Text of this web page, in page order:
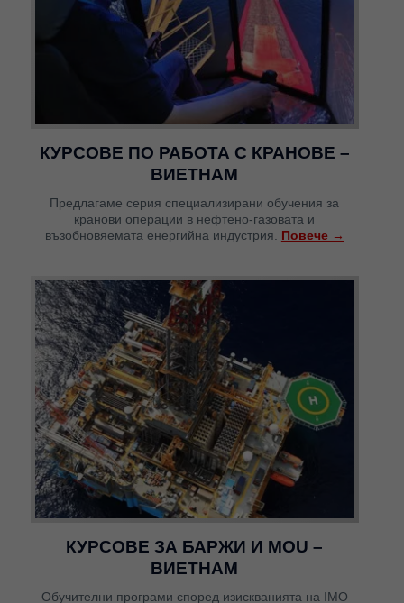
КУРСОВЕ ПО РАБОТА С КРАНОВЕ –
ВИЕТНАМ
Предлагаме серия специализирани обучения за
кранови операции в нефтено-газовата и
възобновяемата енергийна индустрия. Повече →
КУРСОВЕ ЗА БАРЖИ И MOU –
ВИЕТНАМ
Обучителни програми според изискванията на IMO